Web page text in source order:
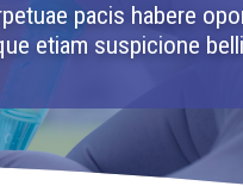
pacis habere
etiam suspicione